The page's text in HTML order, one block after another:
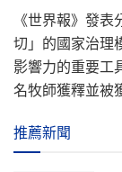
《世界報》發
切」的國家治理
影響力的重要工
名牧師獲釋並被
推薦新聞